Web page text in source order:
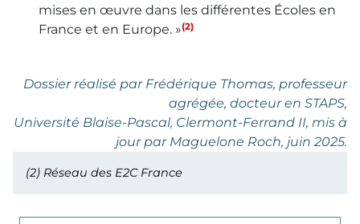
mises en œuvre dans les différentes Écoles en
France et en Europe. »(2)
Dossier réalisé par Frédérique Thomas, professeur
agrégée, docteur en STAPS,
Université Blaise-Pascal, Clermont-Ferrand II, mis à
jour par Maguelone Roch, juin 2025.
(2) Réseau des E2C France